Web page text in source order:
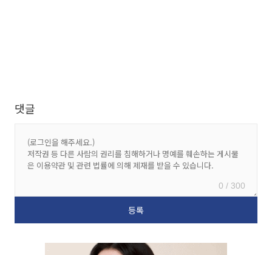
댓글
0 / 300